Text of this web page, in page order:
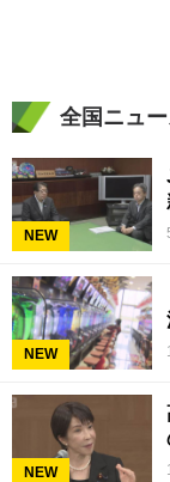
全国ニュー
NEW
NEW
NEW